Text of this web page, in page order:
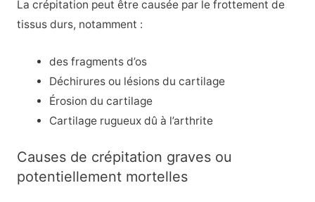
La crépitation peut être causée par le frottement de
tissus durs, notamment :
des fragments d’os
Déchirures ou lésions du cartilage
Érosion du cartilage
Cartilage rugueux dû à l’arthrite
Causes de crépitation graves ou
potentiellement mortelles